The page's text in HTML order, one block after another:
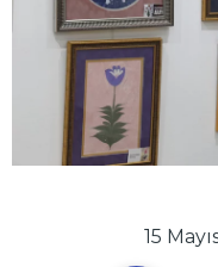
15